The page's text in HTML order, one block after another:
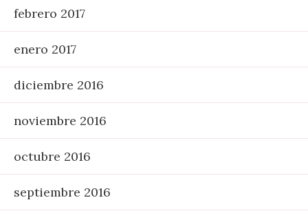
febrero 2017
enero 2017
diciembre 2016
noviembre 2016
octubre 2016
septiembre 2016